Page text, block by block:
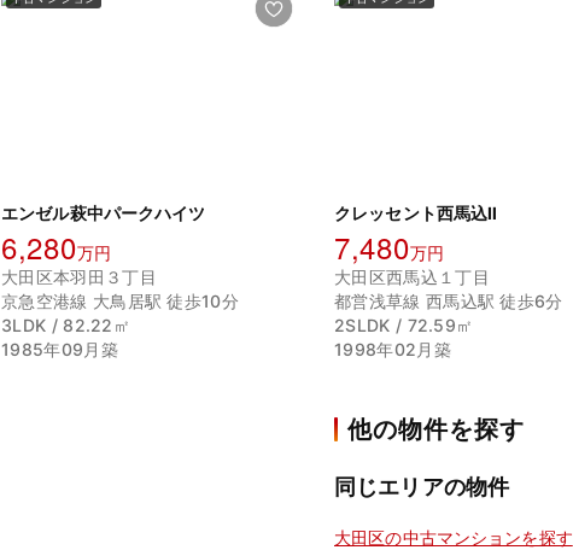
エンゼル萩中パークハイツ
6,280万円
大田区本羽田３丁目
京急空港線 大鳥居駅 徒歩10分
3LDK / 82.22㎡
1985年09月築
クレッセント西馬込Ⅱ
7,480万円
大田区西馬込１丁目
都営浅草線 西馬込駅 徒歩6分
2SLDK / 72.59㎡
1998年02月築
他の物件を探す
同じエリアの物件
大田区の中古マンションを探す